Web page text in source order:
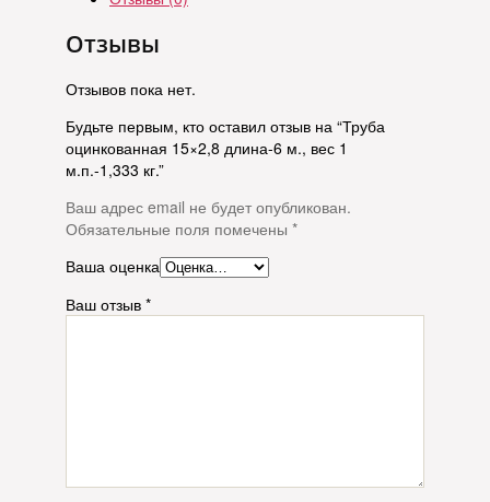
Отзывы
Отзывов пока нет.
Будьте первым, кто оставил отзыв на “Труба
оцинкованная 15×2,8 длина-6 м., вес 1
м.п.-1,333 кг.”
Ваш адрес email не будет опубликован.
Обязательные поля помечены *
Ваша оценка
Ваш отзыв *